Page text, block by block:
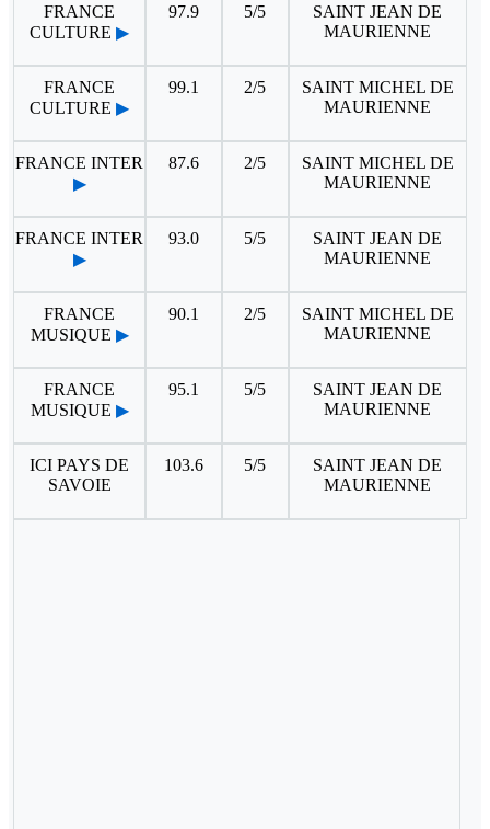
FRANCE
CULTURE ▶
97.9 5/5
SAINT JEAN DE
MAURIENNE
FRANCE
CULTURE ▶
99.1 2/5
SAINT MICHEL DE
MAURIENNE
FRANCE INTER
▶
87.6 2/5
SAINT MICHEL DE
MAURIENNE
FRANCE INTER
▶
93.0 5/5
SAINT JEAN DE
MAURIENNE
FRANCE
MUSIQUE ▶
90.1 2/5
SAINT MICHEL DE
MAURIENNE
FRANCE
MUSIQUE ▶
95.1 5/5
SAINT JEAN DE
MAURIENNE
ICI PAYS DE
SAVOIE
103.6 5/5
SAINT JEAN DE
MAURIENNE